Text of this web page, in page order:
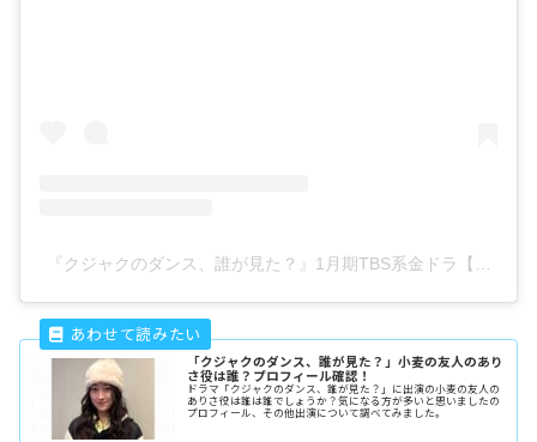
『クジャクのダンス、誰が見た？』1月期TBS系金ドラ【公式
「クジャクのダンス、誰が見た？」小麦の友人のあり
さ役は誰？プロフィール確認！
ドラマ「クジャクのダンス、誰が見た？」に出演の小麦の友人の
ありさ役は誰は誰でしょうか？気になる方が多いと思いましたの
プロフィール、その他出演について調べてみました。